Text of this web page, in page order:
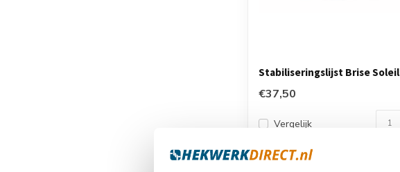
Stabiliseringslijst Brise Soleil
€37,50
Vergelijk